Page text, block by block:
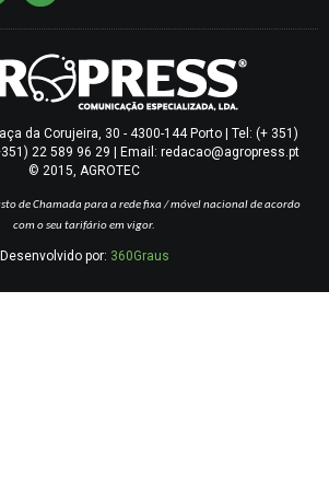
da Corujeira, 30 - 4300-144 Porto | Tel: (+ 351)
22 589 96 29 | Email: redacao@agropress.pt
© 2015, AGROTEC
de Chamada para a rede fixa / móvel nacional de acordo
com o seu tarifário em vigor.
Desenvolvido por: 360Graus